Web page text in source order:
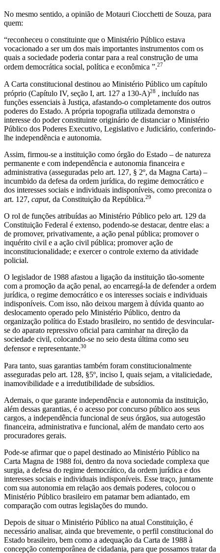
No mesmo sentido, a opinião de Motauri Ciocchetti de Souza, para
quem:
“reconheceu o constituinte que o Ministério Público estava
vocacionado a ser um dos mais importantes instrumentos com os
quais a sociedade poderia contar para a real construção de uma
ordem democrática social, política e econômica ”.27
A Carta constitucional destinou ao Ministério Público um capítulo
próprio (Capítulo IV, seção I, art. 127 a 130-A)28 , incluído nas
funções essenciais à Justiça, afastando-o completamente dos outros
poderes do Estado. A própria topografia utilizada demonstra o
interesse do poder constituinte originário de distanciar o Ministério
Público dos Poderes Executivo, Legislativo e Judiciário, conferindo-
lhe independência e autonomia.
Assim, firmou-se a instituição como órgão do Estado – de natureza
permanente e com independência e autonomia financeira e
administrativa (asseguradas pelo art. 127, § 2º, da Magna Carta) –
incumbido da defesa da ordem jurídica, do regime democrático e
dos interesses sociais e individuais indisponíveis, como preconiza o
art. 127, caput, da Constituição da República.29
O rol de funções atribuídas ao Ministério Público pelo art. 129 da
Constituição Federal é extenso, podendo-se destacar, dentre elas: a
de promover, privativamente, a ação penal pública; promover o
inquérito civil e a ação civil pública; promover ação de
inconstitucionalidade; e exercer o controle externo da atividade
policial.
O legislador de 1988 afastou a ligação da instituição tão-somente
com a promoção da ação penal, ao encarregá-la de defender a ordem
jurídica, o regime democrático e os interesses sociais e individuais
indisponíveis. Com isso, não deixou margem à dúvida quanto ao
deslocamento operado pelo Ministério Público, dentro da
organização política do Estado brasileiro, no sentido de desvincular-
se do aparato repressivo oficial para caminhar na direção da
sociedade civil, colocando-se no seio desta última como seu
defensor e representante.30
Para tanto, suas garantias também foram constitucionalmente
asseguradas pelo art. 128, §5º, inciso I, quais sejam, a vitaliciedade,
inamovibilidade e a irredutibilidade de subsídios.
Ademais, o que garante independência e autonomia da instituição,
além dessas garantias, é o acesso por concurso público aos seus
cargos, a independência funcional de seus órgãos, sua autogestão
financeira, administrativa e funcional, além de mandato certo aos
procuradores gerais.
Pode-se afirmar que o papel destinado ao Ministério Público na
Carta Magna de 1988 foi, dentro da nova sociedade complexa que
surgia, a defesa do regime democrático, da ordem jurídica e dos
interesses sociais e individuais indisponíveis. Esse traço, juntamente
com sua autonomia em relação aos demais poderes, colocou o
Ministério Público brasileiro em patamar bem adiantado, em
comparação com outras legislações do mundo.
Depois de situar o Ministério Público na atual Constituição, é
necessário analisar, ainda que brevemente, o perfil constitucional do
Estado brasileiro, bem como a adequação da Carta de 1988 à
concepção contemporânea de cidadania, para que possamos tratar da